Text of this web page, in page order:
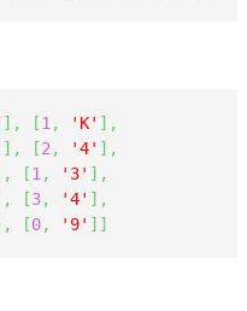
] , [1 , 'K' ] ,
] , [2 , '4' ] ,
, [1 , '3' ] ,
, [3, '4' ] ,
, [0, '9' ] ]